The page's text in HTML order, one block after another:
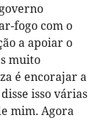
fogo com o
a apoiar o
muito
é encorajar a
isso várias
mim. Agora